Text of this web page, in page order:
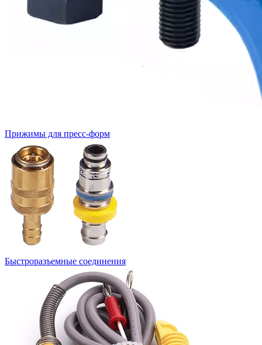
Прижимы для пресс-форм
Быстроразъемные соединения